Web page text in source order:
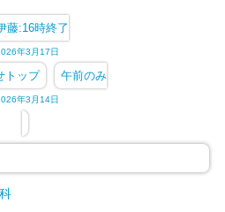
藤:16時終了
年3月17日
トップ 午前のみ
年3月14日